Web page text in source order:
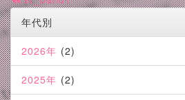
年代別
2026年 (2)
2025年 (2)